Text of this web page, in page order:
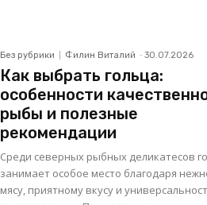
Без рубрики Филин Виталий - 30.07.2026
Как выбрать гольца:
особенности
рыбы и полезные
рекомендации
Среди северных рыбных деликатесов
занимает особое место благодаря
мясу, приятному вкусу и